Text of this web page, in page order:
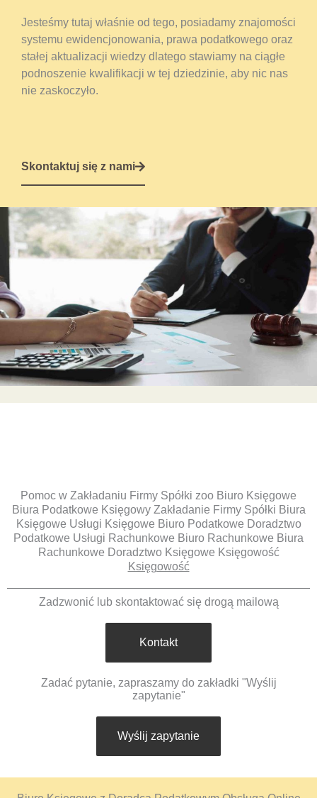
Jesteśmy tutaj właśnie od tego, posiadamy znajomości
systemu ewidencjonowania, prawa podatkowego oraz
stałej aktualizacji wiedzy dlatego stawiamy na ciągłe
podnoszenie kwalifikacji w tej dziedzinie, aby nic nas
nie zaskoczyło.
Skontaktuj się z nami
Pomoc w Zakładaniu Firmy Spółki zoo Biuro Księgowe
Biura Podatkowe Księgowy Zakładanie Firmy Spółki Biura
Księgowe Usługi Księgowe Biuro Podatkowe Doradztwo
Podatkowe Usługi Rachunkowe Biuro Rachunkowe Biura
Rachunkowe Doradztwo Księgowe Księgowość
Księgowość
Zadzwonić lub skontaktować się drogą mailową
Kontakt
Zadać pytanie, zapraszamy do zakładki "Wyślij
zapytanie"
Wyślij zapytanie